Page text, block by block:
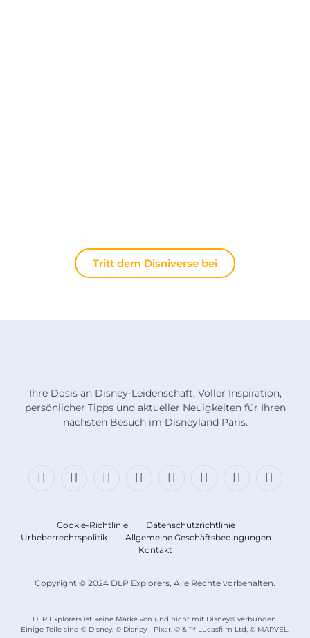
Tritt dem Disniverse bei
Ihre Dosis an Disney-Leidenschaft. Voller Inspiration,
persönlicher Tipps und aktueller Neuigkeiten für Ihren
nächsten Besuch im Disneyland Paris.
Facebook
X
BlueskyInstagramFäden TikTok DiskordRSS
Copyright © 2024 DLP Explorers, Alle Rechte vorbehalten.
DLP Explorers ist keine Marke von und nicht mit Disney® verbunden.
Einige Teile sind © Disney, © Disney - Pixar, © & ™ Lucasfilm Ltd, © MARVEL.
Cookie-Richtlinie
Datenschutzrichtlinie
Urheberrechtspolitik
Allgemeine Geschäftsbedingungen
Kontakt